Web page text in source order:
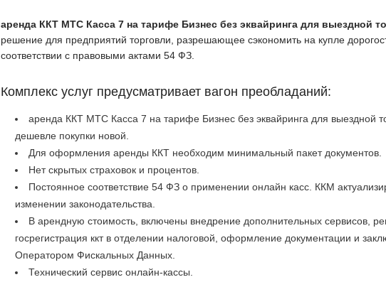
аренда ККТ МТС Касса 7 на тарифе Бизнес без эквайринга для выездной
решение для предприятий торговли, разрешающее сэкономить на купле
соответствии с правовыми актами 54 ФЗ.
Комплекс услуг предусматривает вагон преобладаний:
аренда ККТ МТС Касса 7 на тарифе Бизнес без эквайринга для выездной
дешевле покупки новой.
Для оформления аренды ККТ необходим минимальный пакет документов.
Нет скрытых страховок и процентов.
Постоянное соответствие 54 ФЗ о применении онлайн касс. ККМ
изменении законодательства.
В арендную стоимость, включены внедрение дополнительных сервисов,
госрегистрация ккт в отделении налоговой, оформление документации и
Оператором Фискальных Данных.
Технический сервис онлайн-кассы.